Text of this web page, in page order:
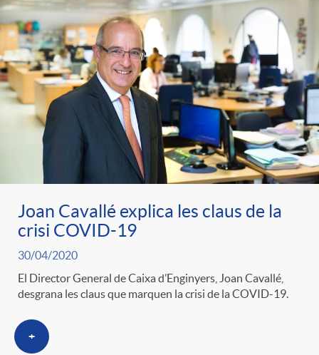
Joan Cavallé explica les claus de la
crisi COVID-19
30/04/2020
El Director General de Caixa d’Enginyers, Joan Cavallé,
desgrana les claus que marquen la crisi de la COVID-19.
+